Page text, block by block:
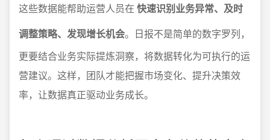
这些数据能帮助运营人员在 快速识别业务异常、及时
调整策略、发现增长机会。日报不是简单的数字罗列，
更要结合业务实际提炼洞察，将数据转化为可执行的运
营建议。这样，团队才能把握市场变化、提升决策效
率，让数据真正驱动业务成长。